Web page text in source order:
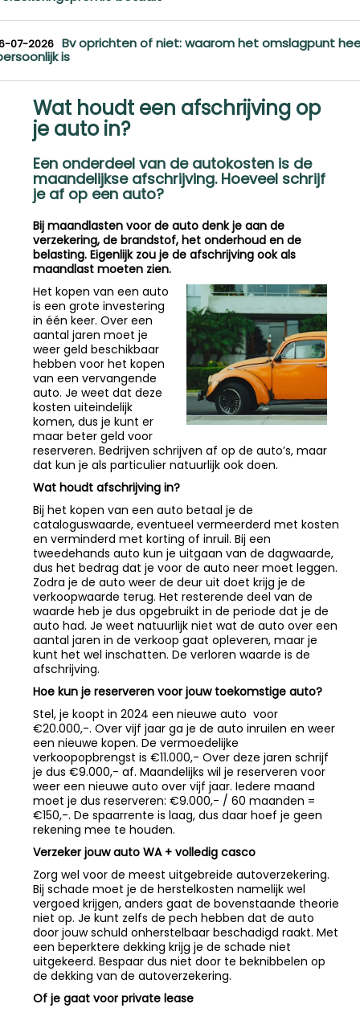
07-2026 Bv oprichten of niet: waarom het omslagpunt
is
Wat houdt een afschrijving op
je auto in?
Een onderdeel van de autokosten is de
maandelijkse afschrijving. Hoeveel schrijf
je af op een auto?
Bij maandlasten voor de auto denk je aan de
verzekering, de brandstof, het onderhoud en de
belasting. Eigenlijk zou je de afschrijving ook als
maandlast moeten zien.
Het kopen van een auto
is een grote investering
in één keer. Over een
aantal jaren moet je
weer geld beschikbaar
hebben voor het kopen
van een vervangende
auto. Je weet dat deze
kosten uiteindelijk
komen, dus je kunt er
maar beter geld voor
reserveren. Bedrijven schrijven af op de auto’s, maar
dat kun je als particulier natuurlijk ook doen.
Wat houdt afschrijving in?
Bij het kopen van een auto betaal je de
cataloguswaarde, eventueel vermeerderd met kosten
en verminderd met korting of inruil. Bij een
tweedehands auto kun je uitgaan van de dagwaarde,
dus het bedrag dat je voor de auto neer moet leggen.
Zodra je de auto weer de deur uit doet krijg je de
verkoopwaarde terug. Het resterende deel van de
waarde heb je dus opgebruikt in de periode dat je de
auto had. Je weet natuurlijk niet wat de auto over een
aantal jaren in de verkoop gaat opleveren, maar je
kunt het wel inschatten. De verloren waarde is de
afschrijving.
Hoe kun je reserveren voor jouw toekomstige auto?
Stel, je koopt in 2024 een nieuwe auto voor
€20.000,-. Over vijf jaar ga je de auto inruilen en weer
een nieuwe kopen. De vermoedelijke
verkoopopbrengst is €11.000,- Over deze jaren schrijf
je dus €9.000,- af. Maandelijks wil je reserveren voor
weer een nieuwe auto over vijf jaar. Iedere maand
moet je dus reserveren: €9.000,- / 60 maanden =
€150,-. De spaarrente is laag, dus daar hoef je geen
rekening mee te houden.
Verzeker jouw auto WA + volledig casco
Zorg wel voor de meest uitgebreide autoverzekering.
Bij schade moet je de herstelkosten namelijk wel
vergoed krijgen, anders gaat de bovenstaande theorie
niet op. Je kunt zelfs de pech hebben dat de auto
door jouw schuld onherstelbaar beschadigd raakt. Met
een beperktere dekking krijg je de schade niet
uitgekeerd. Bespaar dus niet door te beknibbelen op
de dekking van de autoverzekering.
Of je gaat voor private lease